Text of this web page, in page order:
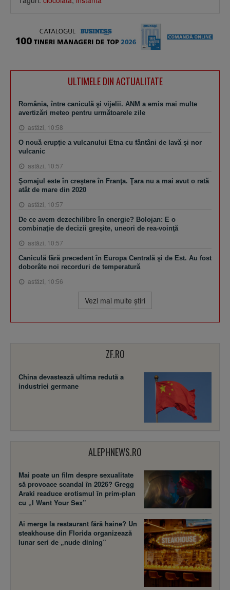
ULTIMELE DIN ACTUALITATE
România, între caniculă şi vijelii. ANM a emis mai multe
avertizări meteo pentru următoarele zile
astăzi, 10:58
O nouă erupţie a vulcanului Etna cu fântâni de lavă şi nor
vulcanic
astăzi, 10:57
Şomajul este în creştere în Franţa. Ţara nu a mai avut o rată
atât de mare din 2020
astăzi, 10:57
De ce avem dezechilibre în energie? Bolojan: E o
combinaţie de decizii greşite, uneori de rea-voinţă
astăzi, 10:57
Caniculă fără precedent în Europa Centrală şi de Est. Au fost
doborâte noi recorduri de temperatură
astăzi, 10:56
Vezi mai multe ştiri
ZF.RO
China devastează ultima redută a
industriei germane
ALEPHNEWS.RO
Mai poate un film despre sexualitate
să provoace scandal în 2026? Gregg
Araki readuce erotismul în prim-plan
cu „I Want Your Sex”
Ai merge la restaurant fără haine? Un
steakhouse din Florida organizează
lunar seri de „nude dining”